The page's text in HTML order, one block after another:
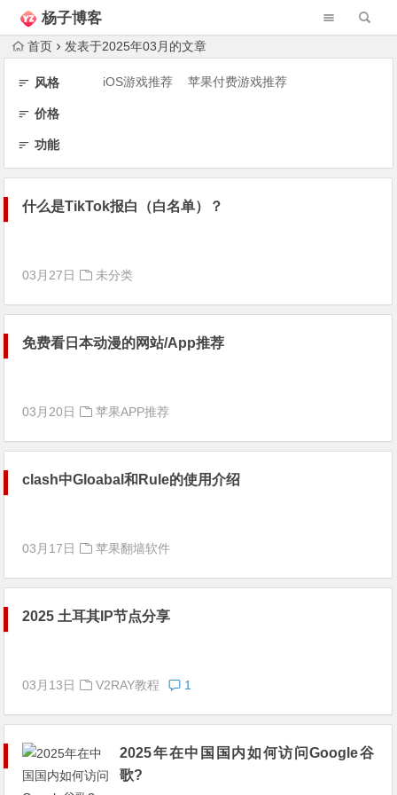
杨子博客
首页 发表于2025年03月的文章
风格 iOS游戏推荐 苹果付费游戏推荐
价格
功能
什么是TikTok报白（白名单）？
03月27日 未分类
免费看日本动漫的网站/App推荐
03月20日 苹果APP推荐
clash中Gloabal和Rule的使用介绍
03月17日 苹果翻墙软件
2025 土耳其IP节点分享
03月13日 V2RAY教程 1
2025年在中国国内如何访问Google谷
歌?